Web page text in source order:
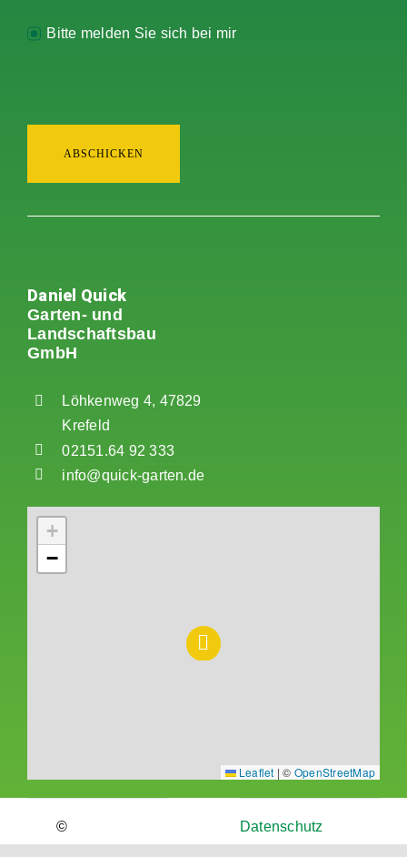
Bitte melden Sie sich bei mir
ABSCHICKEN
Daniel Quick
Garten- und
Landschaftsbau
GmbH
Löhkenweg 4, 47829
Krefeld
02151.64 92 333
info@quick-garten.de
+
−
Leaflet | © OpenStreetMap
©
Datenschutz